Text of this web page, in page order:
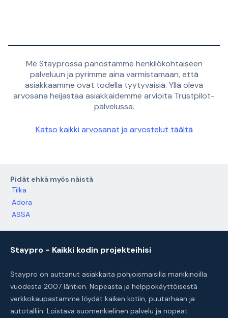
Me Stayprossa panostamme henkilökohtaiseen
palveluun ja pyrimme aina varmistamaan, että
asiakkaamme ovat todella tyytyväisiä. Yllä oleva
arvosana heijastaa asiakkaidemme arvioita Trustpilot-
palvelussa.
Katso kaikki arvosanat ja arvostelut täältä
Pidät ehkä myös näistä
Tilka
Adora
ASSA
Staypro - Kaikki kodin projekteihisi
Staypro on auttanut asiakkaita pohjoismaisilla markkinoilla
vuodesta 2007 lähtien. Nopeasta ja helppokäyttöisestä
verkkokaupastamme löydät kaiken kotiin, puutarhaan ja
autotalliin. Loistava suomenkielinen palvelu ja nopeat